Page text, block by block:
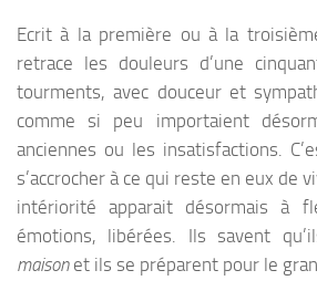
Ecrit à la première ou à la
retrace les douleurs d’une
tourments, avec douceur et
comme si peu importaient
anciennes ou les insatisfactions.
s’accrocher à ce qui reste en eux de
intériorité apparait désormais à
émotions, libérées. Ils savent
maisonet ils se préparent pour le